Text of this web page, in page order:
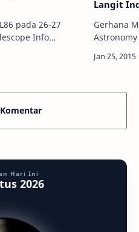
pada 26-27
Info
lintasi …
Langit
Gerhana
pada 23
Hari Ini
2026